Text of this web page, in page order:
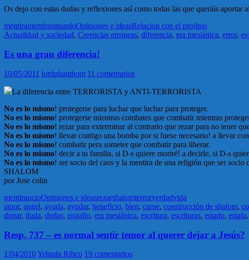
Os dejo con estas dudas y reflexiones así como todas las que queráis aportar
mentiramentirasmundoOpiniones e ideasRelacion con el projimo
Actualidad y sociedad, Creencias erroneas, diferencia, era mesiánica, error,
Es una gran diferencia!
10/05/2011 lordphanthom 11 comentarios
La diferencia entre TERRORISTA y ANTI-TERRORISTA
No es lo mismo! protegerse para luchar que luchar para proteger.
No es lo mismo! protegerse mientras combates que combatir mientras
No es lo mismo! rezar para exterminar al contrario que rezar para no tener
No es lo mismo! llevar contigo una bomba por si fuese necesario! a llevar
No es lo mismo! combatir pera someter que combatir para liberar.
No es lo mismo! decir a tu familia, si D-s quiere moriré! a decirle, si D-s
No es lo mismo! ser socio del caos y la mentira de una religión que ser
SHALOM
por Jose colin
mentiraocioOpiniones e ideasrezarshalomterrorverdadvida
amor, angel, ayuda, ayudar, beneficio, bien, carne, construcción de shalom,
donar, duda, dudas, engaño, era mesiánica, escritura, escrituras, estado, estafa,
Resp. 737 – es normal sentir temor al querer dejar a Jesús?
1/04/2010Yehuda Ribco 19 comentarios